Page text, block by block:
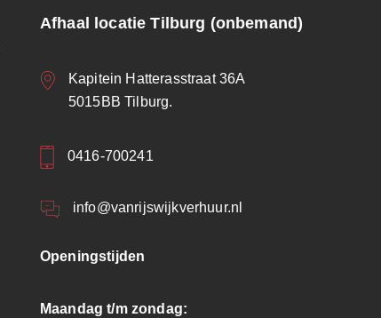
Afhaal locatie Tilburg (onbemand)
Kapitein Hatterasstraat 36A
5015BB Tilburg.
0416-700241
info@vanrijswijkverhuur.nl
Openingstijden
Maandag t/m zondag: